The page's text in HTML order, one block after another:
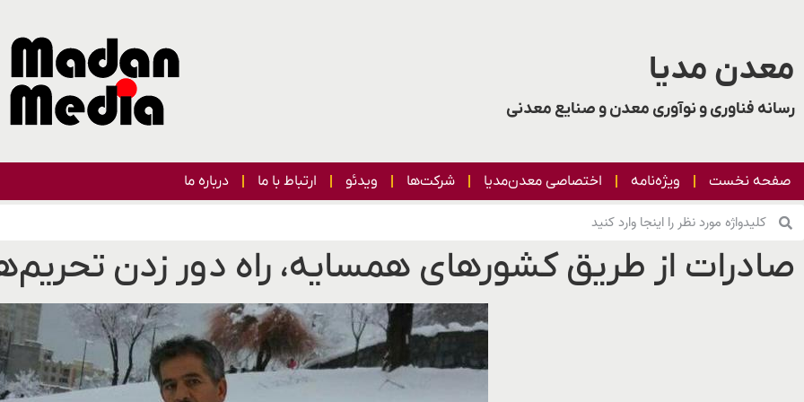
معدن مدیا
رسانه فناوری و نوآوری معدن و صنایع معدنی
صفحه نخست ویژه‌نامه اختصاصی معدن‌مدیا شرکت‌ها ویدئو ارتباط با ما درباره ما
صادرات از طریق کشورهای همسایه، راه دور زدن